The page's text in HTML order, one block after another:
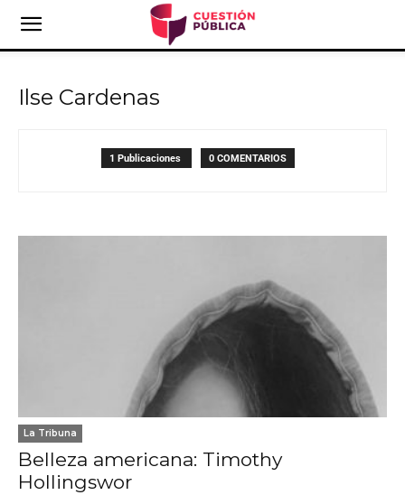
Ilse Cardenas
1 Publicaciones 0 COMENTARIOS
La Tribuna
Belleza americana: Timothy
Hollingswor